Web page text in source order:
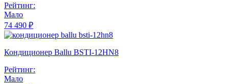
Рейтинг:
Мало
74 490 ₽
Кондиционер Ballu BSTI-12HN8
Рейтинг:
Мало